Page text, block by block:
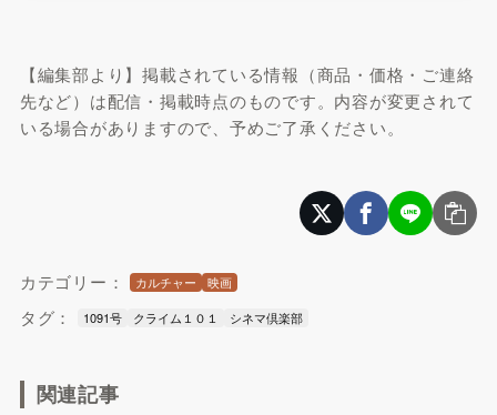
【編集部より】掲載されている情報（商品・価格・ご連絡
先など）は配信・掲載時点のものです。内容が変更されて
いる場合がありますので、予めご了承ください。
カテゴリー： カルチャー 映画
タグ： 1091号 クライム１０１ シネマ倶楽部
関連記事